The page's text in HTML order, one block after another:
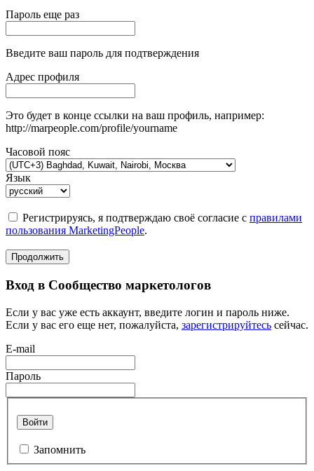
Пароль еще раз
Введите ваш пароль для подтверждения
Адрес профиля
Это будет в конце ссылки на ваш профиль, например:
http://marpeople.com/profile/yourname
Часовой пояс
Язык
Регистрируясь, я подтверждаю своё согласие с правилами
пользования MarketingPeople.
Продолжить
Вход в Сообщество маркетологов
Если у вас уже есть аккаунт, введите логин и пароль ниже.
Если у вас его еще нет, пожалуйста, зарегистрируйтесь сейчас.
E-mail
Пароль
Войти
Запомнить